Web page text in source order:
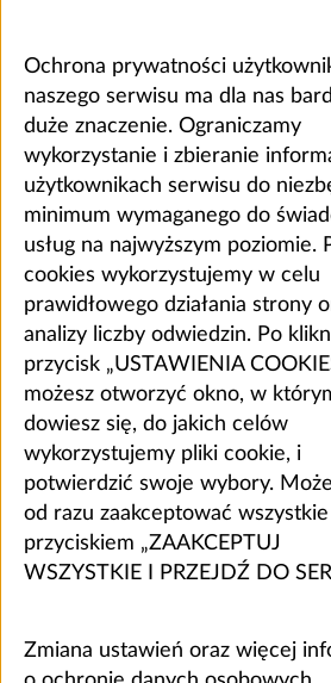
Ochrona prywatności
naszego serwisu ma dla nas
duże znaczenie. Ograniczamy
wykorzystanie i zbieranie
użytkownikach serwisu do
minimum wymaganego do
usług na najwyższym poziomie.
cookies wykorzystujemy w celu
prawidłowego działania strony
analizy liczby odwiedzin. Po
przycisk „USTAWIENIA
możesz otworzyć okno, w
dowiesz się, do jakich celów
wykorzystujemy pliki cookie, i
potwierdzić swoje wybory.
od razu zaakceptować
przyciskiem „ZAAKCEPTUJ
WSZYSTKIE I PRZEJDŹ DO
Zmiana ustawień oraz więcej